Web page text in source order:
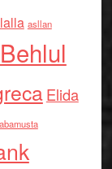
asllan
Behlul
Elida